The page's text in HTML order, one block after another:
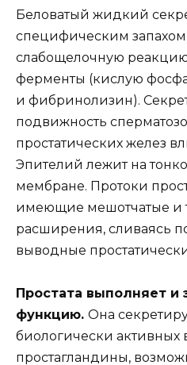
Беловатый жидкий
специфическим
слабощелочную
ферменты (кислую
и фибринолизин).
подвижность
простатических желез
Эпителий лежит на
мембране. Протоки
имеющие мешотчатые и
расширения, сливаясь
выводные
Простата выполняет и
функцию. Она
биологически активных
простагландины,